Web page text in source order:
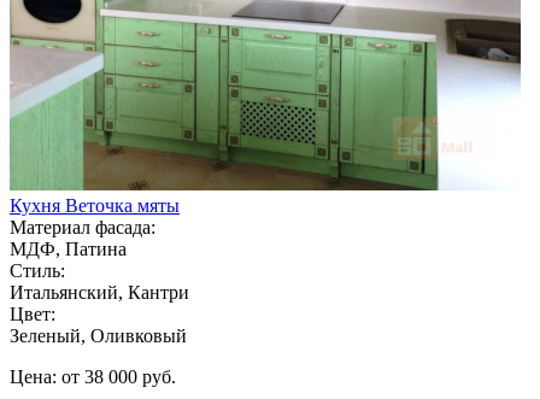
Кухня Веточка мяты
Материал фасада:
МДФ, Патина
Стиль:
Итальянский, Кантри
Цвет:
Зеленый, Оливковый
Цена: от 38 000 руб.